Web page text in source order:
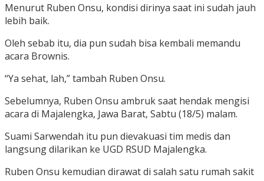
Menurut Ruben Onsu, kondisi dirinya saat ini sudah jauh
lebih baik.
Oleh sebab itu, dia pun sudah bisa kembali memandu
acara Brownis.
“Ya sehat, lah,” tambah Ruben Onsu.
Sebelumnya, Ruben Onsu ambruk saat hendak mengisi
acara di Majalengka, Jawa Barat, Sabtu (18/5) malam.
Suami Sarwendah itu pun dievakuasi tim medis dan
langsung dilarikan ke UGD RSUD Majalengka.
Ruben Onsu kemudian dirawat di salah satu rumah sakit